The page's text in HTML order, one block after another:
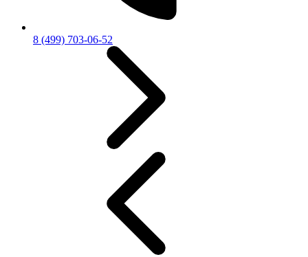
8 (499) 703-06-52